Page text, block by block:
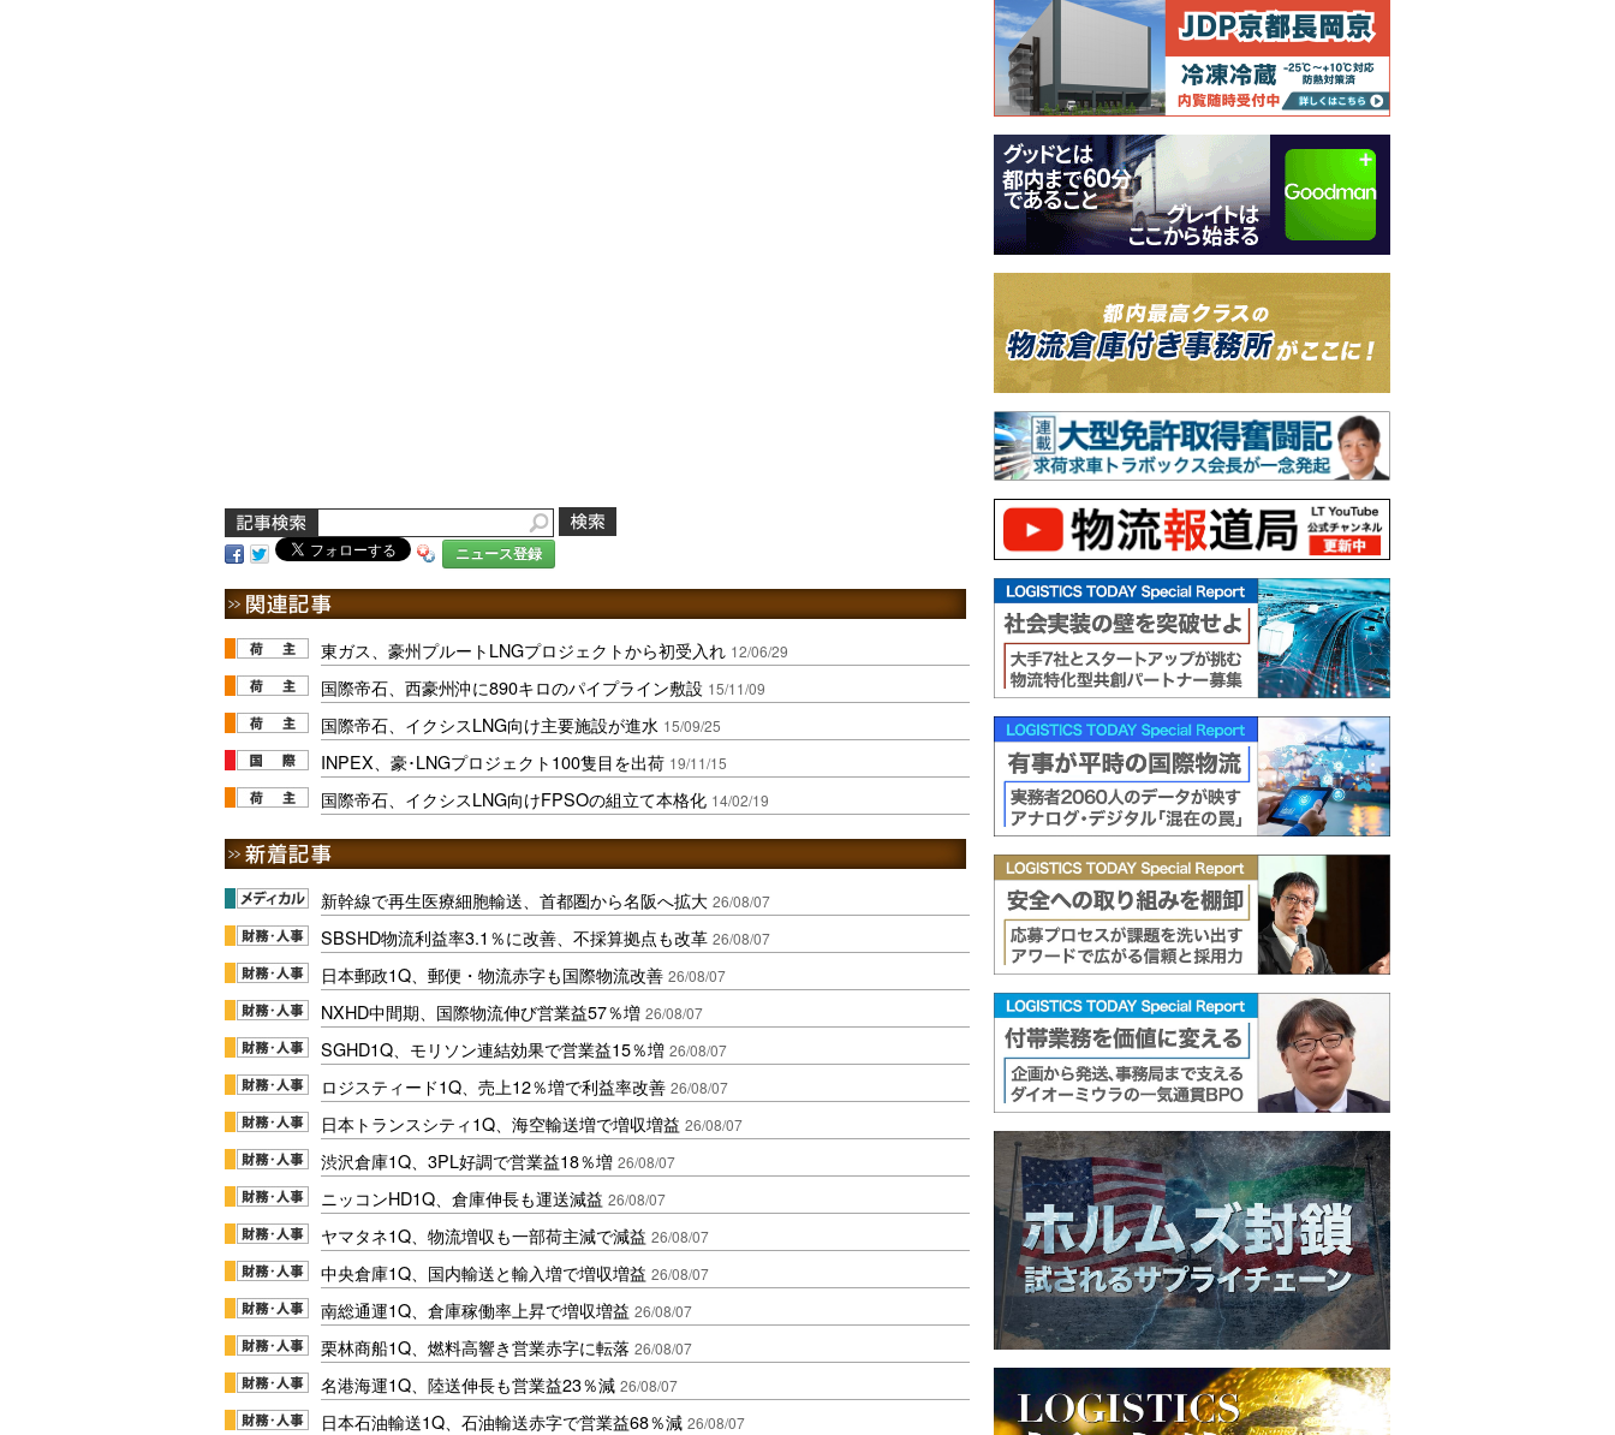
ニュース登録
東ガス、豪州プルートLNGプロジェクトから初受入れ 12/06/29
国際帝石、西豪州沖に890キロのパイプライン敷設 15/11/09
国際帝石、イクシスLNG向け主要施設が進水 15/09/25
INPEX、豪･LNGプロジェクト100隻目を出荷 19/11/15
国際帝石、イクシスLNG向けFPSOの組立て本格化 14/02/19
新幹線で再生医療細胞輸送、首都圏から名阪へ拡大 26/08/07
SBSHD物流利益率3.1％に改善、不採算拠点も改革 26/08/07
日本郵政1Q、郵便・物流赤字も国際物流改善 26/08/07
NXHD中間期、国際物流伸び営業益57％増 26/08/07
SGHD1Q、モリソン連結効果で営業益15％増 26/08/07
ロジスティード1Q、売上12％増で利益率改善 26/08/07
日本トランスシティ1Q、海空輸送増で増収増益 26/08/07
渋沢倉庫1Q、3PL好調で営業益18％増 26/08/07
ニッコンHD1Q、倉庫伸長も運送減益 26/08/07
ヤマタネ1Q、物流増収も一部荷主減で減益 26/08/07
中央倉庫1Q、国内輸送と輸入増で増収増益 26/08/07
南総通運1Q、倉庫稼働率上昇で増収増益 26/08/07
栗林商船1Q、燃料高響き営業赤字に転落 26/08/07
名港海運1Q、陸送伸長も営業益23％減 26/08/07
日本石油輸送1Q、石油輸送赤字で営業益68％減 26/08/07